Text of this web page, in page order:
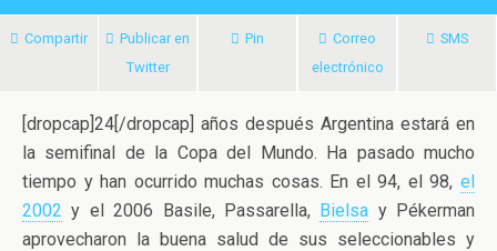
Compartir
Publicar en
Twitter
Pin
Correo
electrónico
SMS
[dropcap]24[/dropcap] años después Argentina estará en
la semifinal de la Copa del Mundo. Ha pasado mucho
tiempo y han ocurrido muchas cosas. En el 94, el 98, el
2002 y el 2006 Basile, Passarella, Bielsa y Pékerman
aprovecharon la buena salud de sus seleccionables y